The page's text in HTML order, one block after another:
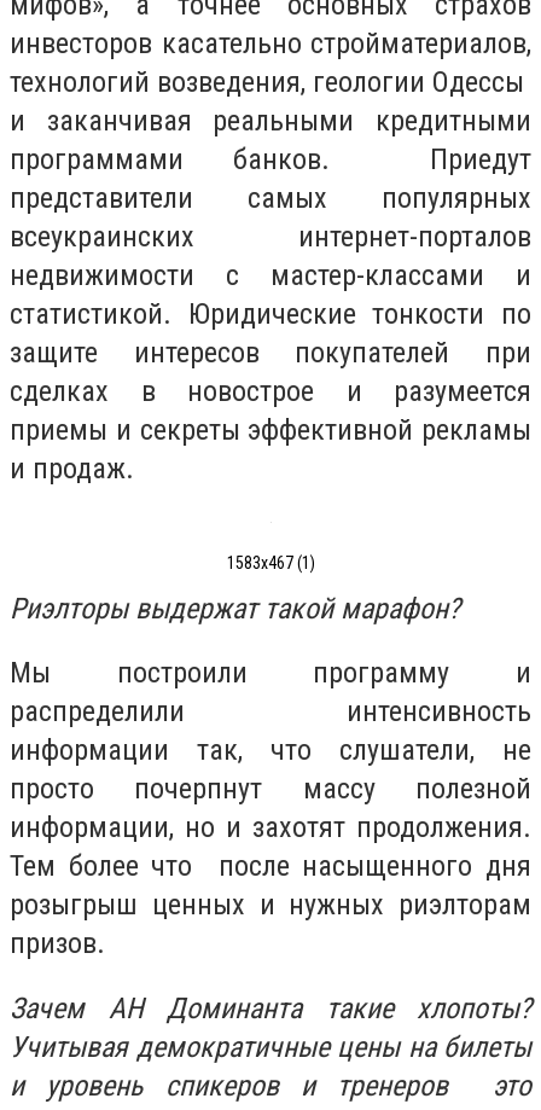
инвесторов касательно стройматериалов,
технологий возведения, геологии Одессы
и заканчивая реальными кредитными
программами банков. Приедут
представители самых популярных
всеукраинских интернет-порталов
недвижимости с мастер-классами и
статистикой. Юридические тонкости по
защите интересов покупателей при
сделках в новострое и разумеется
приемы и секреты эффективной рекламы
и продаж.
1583х467 (1)
Риэлторы выдержат такой марафон?
Мы построили программу и
распределили интенсивность
информации так, что слушатели, не
просто почерпнут массу полезной
информации, но и захотят продолжения.
Тем более что после насыщенного дня
розыгрыш ценных и нужных риэлторам
призов.
Зачем АН Доминанта такие хлопоты?
Учитывая демократичные цены на билеты
и уровень спикеров и тренеров это